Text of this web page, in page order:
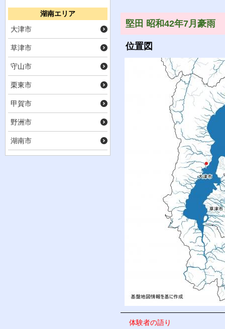
湖南エリア
大津市
草津市
守山市
栗東市
甲賀市
野洲市
湖南市
堅田 昭和42年7月豪雨
位置図
体験者の語り